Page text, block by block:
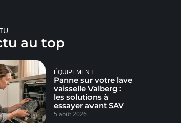
au top
ÉQUIPEMENT
Panne sur votre lave
vaisselle Valberg :
les solutions à
essayer avant SAV
5 août 2026